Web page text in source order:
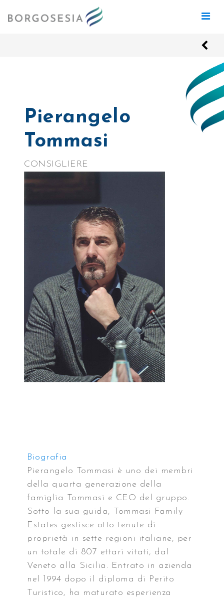
Pierangelo
Tommasi
CONSIGLIERE
Biografia
Pierangelo Tommasi è uno dei membri
della quarta generazione della
famiglia Tommasi e CEO del gruppo.
Sotto la sua guida, Tommasi Family
Estates gestisce otto tenute di
proprietà in sette regioni italiane, per
un totale di 807 ettari vitati, dal
Veneto alla Sicilia. Entrato in azienda
nel 1994 dopo il diploma di Perito
Turistico, ha maturato esperienza